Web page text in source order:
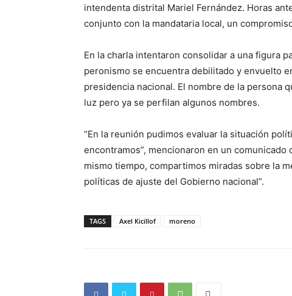
intendenta distrital Mariel Fernández. Horas
conjunto con la mandataria local, un
En la charla intentaron consolidar a una figura
peronismo se encuentra debilitado y envuelto
presidencia nacional. El nombre de la persona
luz pero ya se perfilan algunos nombres.
“En la reunión pudimos evaluar la situación
encontramos”, mencionaron en un
mismo tiempo, compartimos miradas sobre la
políticas de ajuste del Gobierno nacional”.
TAGS Axel Kicillof moreno